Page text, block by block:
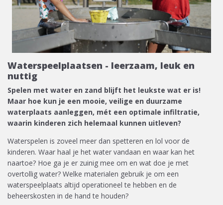
Waterspeelplaatsen - leerzaam, leuk en
nuttig
Spelen met water en zand blijft het leukste wat er is!
Maar hoe kun je een mooie, veilige en duurzame
waterplaats aanleggen, mét een optimale infiltratie,
waarin kinderen zich helemaal kunnen uitleven?
Waterspelen is zoveel meer dan spetteren en lol voor de
kinderen. Waar haal je het water vandaan en waar kan het
naartoe? Hoe ga je er zuinig mee om en wat doe je met
overtollig water? Welke materialen gebruik je om een
waterspeelplaats altijd operationeel te hebben en de
beheerskosten in de hand te houden?